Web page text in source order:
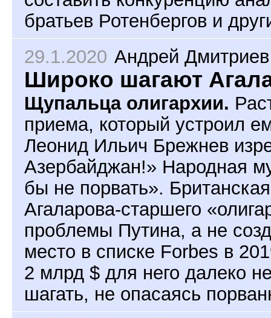
братьев Ротенбергов и
29.1.2020 Андрей Дмитриев
Широко шагают
Щупальца олигархии.
приема, который устроил
Леонид Ильич Брежнев
Азербайджан!» Народная
бы не порвать».
Агаларова-старшего
проблемы Путина, а не
место в списке Forbes в
2 млрд $ для него далеко
шагать, не опасаясь